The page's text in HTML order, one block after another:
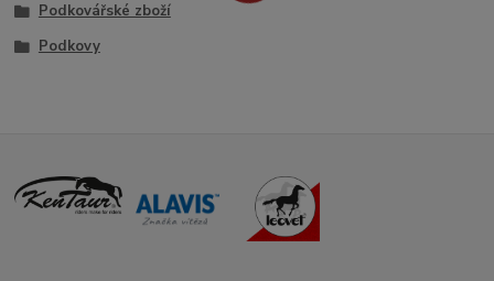
Podkovářské zboží
Podkovy